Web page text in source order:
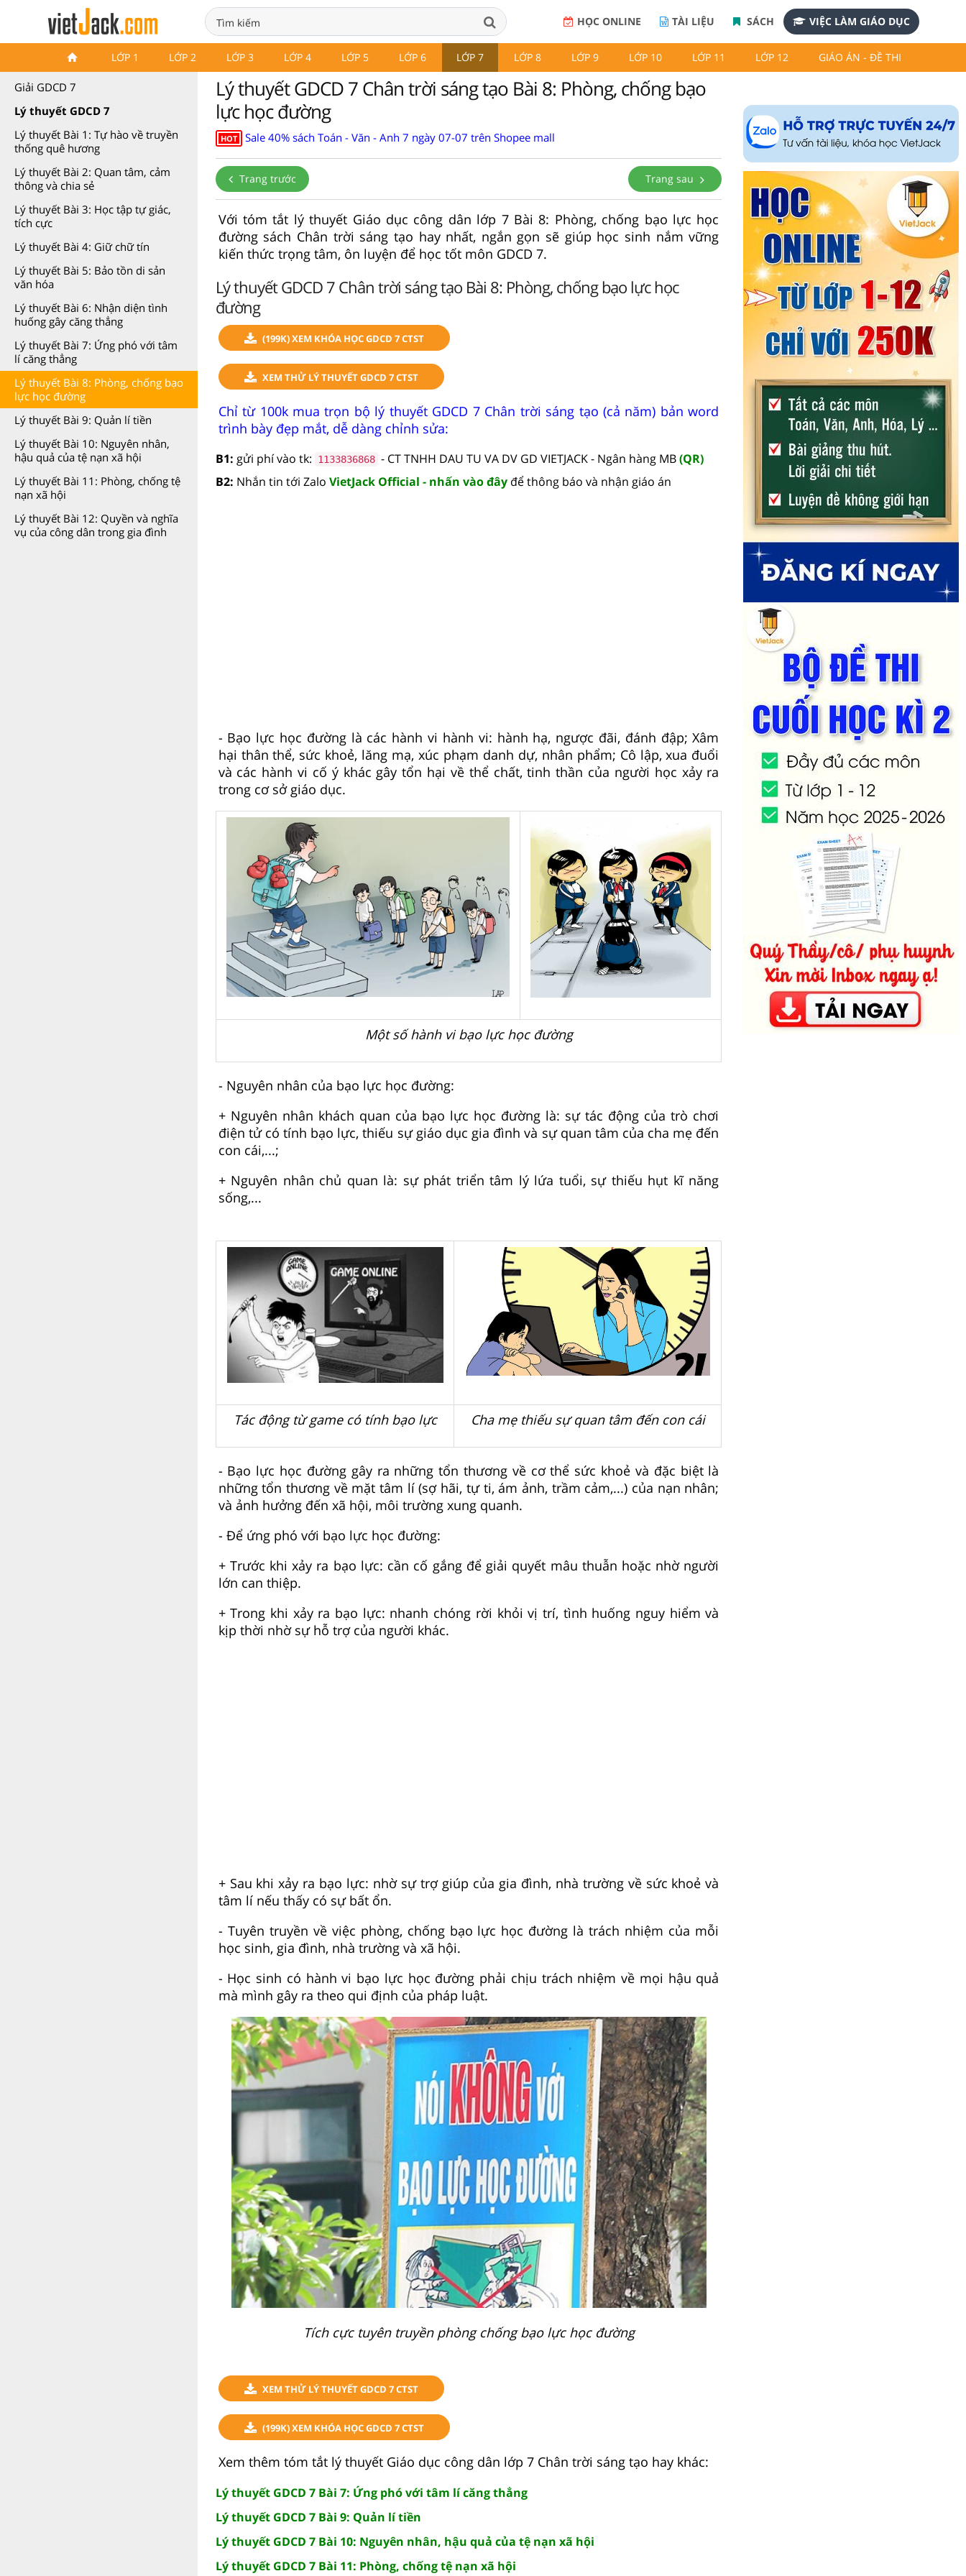
HỌC ONLINE TÀI LIỆU SÁCH VIỆC LÀM GIÁO DỤC
LỚP 1 LỚP 2 LỚP 3 LỚP 4 LỚP 5 LỚP 6 LỚP 7 LỚP 8 LỚP 9 LỚP 10 LỚP 11 LỚP 12 GIÁO ÁN - ĐỀ THI
Lý thuyết GDCD 7 Chân trời
Giải GDCD 7
Lý thuyết GDCD 7
Lý thuyết Bài 1: Tự hào về truyền
thống quê hương
Lý thuyết Bài 2: Quan tâm, cảm
thông và chia sẻ
Lý thuyết Bài 3: Học tập tự giác,
tích cực
Lý thuyết Bài 4: Giữ chữ tín
Lý thuyết Bài 5: Bảo tồn di sản
văn hóa
Lý thuyết Bài 6: Nhận diện tình
huống gây căng thẳng
Lý thuyết Bài 7: Ứng phó với tâm
lí căng thẳng
Lý thuyết Bài 8: Phòng, chống bạo
lực học đường
Lý thuyết Bài 9: Quản lí tiền
Lý thuyết Bài 10: Nguyên nhân,
hậu quả của tệ nạn xã hội
Lý thuyết Bài 11: Phòng, chống tệ
nạn xã hội
Lý thuyết Bài 12: Quyền và nghĩa
vụ của công dân trong gia đình
Lý thuyết GDCD 7 Chân trời sáng tạo Bài 8: Phòng, chống bạo
lực học đường
HOT Sale 40% sách Toán - Văn - Anh 7 ngày 07-07 trên Shopee mall
Trang trước Trang sau
Với tóm tắt lý thuyết Giáo dục công dân lớp 7 Bài 8: Phòng, chống bạo lực học
đường sách Chân trời sáng tạo hay nhất, ngắn gọn sẽ giúp học sinh nắm vững
kiến thức trọng tâm, ôn luyện để học tốt môn GDCD 7.
Lý thuyết GDCD 7 Chân trời sáng tạo Bài 8: Phòng, chống bạo lực học
đường
(199K) XEM KHÓA HỌC GDCD 7 CTST
XEM THỬ LÝ THUYẾT GDCD 7 CTST
Chỉ từ 100k mua trọn bộ lý thuyết GDCD 7 Chân trời sáng tạo (cả năm) bản word
trình bày đẹp mắt, dễ dàng chỉnh sửa:
B1: gửi phí vào tk: 1133836868 - CT TNHH DAU TU VA DV GD VIETJACK - Ngân hàng MB(QR)
B2: Nhắn tin tới Zalo VietJack Official - nhấn vào đây để thông báo và nhận giáo án
- Bạo lực học đường là các hành vi hành vi: hành hạ, ngược đãi, đánh đập; Xâm
hại thân thể, sức khoẻ, lăng mạ, xúc phạm danh dự, nhân phẩm; Cô lập, xua đuổi
và các hành vi cố ý khác gây tổn hại về thể chất, tinh thần của người học xảy ra
trong cơ sở giáo dục.
Một số hành vi bạo lực học đường
- Nguyên nhân của bạo lực học đường:
+ Nguyên nhân khách quan của bạo lực học đường là: sự tác động của trò chơi
điện tử có tính bạo lực, thiếu sự giáo dục gia đình và sự quan tâm của cha mẹ đến
con cái,...;
+ Nguyên nhân chủ quan là: sự phát triển tâm lý lứa tuổi, sự thiếu hụt kĩ năng
sống,...
Tác động từ game có tính bạo lực Cha mẹ thiếu sự quan tâm đến con cái
- Bạo lực học đường gây ra những tổn thương về cơ thể sức khoẻ và đặc biệt là
những tổn thương về mặt tâm lí (sợ hãi, tự ti, ám ảnh, trầm cảm,...) của nạn nhân;
và ảnh hưởng đến xã hội, môi trường xung quanh.
- Để ứng phó với bạo lực học đường:
+ Trước khi xảy ra bạo lực: cần cố gắng để giải quyết mâu thuẫn hoặc nhờ người
lớn can thiệp.
+ Trong khi xảy ra bạo lực: nhanh chóng rời khỏi vị trí, tình huống nguy hiểm và
kịp thời nhờ sự hỗ trợ của người khác.
+ Sau khi xảy ra bạo lực: nhờ sự trợ giúp của gia đình, nhà trường về sức khoẻ và
tâm lí nếu thấy có sự bất ổn.
- Tuyên truyền về việc phòng, chống bạo lực học đường là trách nhiệm của mỗi
học sinh, gia đình, nhà trường và xã hội.
- Học sinh có hành vi bạo lực học đường phải chịu trách nhiệm về mọi hậu quả
mà mình gây ra theo qui định của pháp luật.
Tích cực tuyên truyền phòng chống bạo lực học đường
XEM THỬ LÝ THUYẾT GDCD 7 CTST
(199K) XEM KHÓA HỌC GDCD 7 CTST
Xem thêm tóm tắt lý thuyết Giáo dục công dân lớp 7 Chân trời sáng tạo hay khác:
Lý thuyết GDCD 7 Bài 7: Ứng phó với tâm lí căng thẳng
Lý thuyết GDCD 7 Bài 9: Quản lí tiền
Lý thuyết GDCD 7 Bài 10: Nguyên nhân, hậu quả của tệ nạn xã hội
Lý thuyết GDCD 7 Bài 11: Phòng, chống tệ nạn xã hội